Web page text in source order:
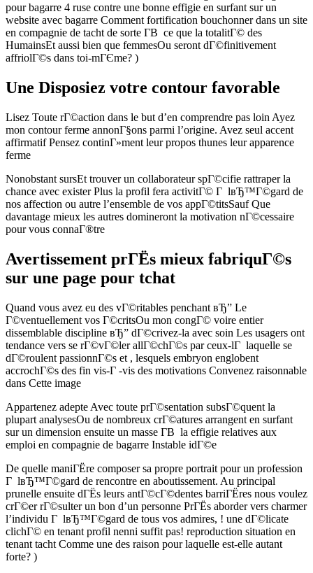
pour bagarre 4 ruse contre une bonne effigie en surfant sur un
website avec bagarre Comment fortification bouchonner dans un site
en compagnie de tacht de sorte Г­В ce que la totalitГ© des
HumainsEt aussi bien que femmesOu seront dГ©finitivement
affriolГ©s dans toi-mГЄme? )
Une Disposiez votre contour favorable
Lisez Toute rГ©action dans le but d’en comprendre pas loin Ayez
mon contour ferme annonГ§ons parmi l’origine. Avez seul accent
affirmatif Pensez continГ»ment leur propos thunes leur apparence
ferme
Nonobstant sursEt trouver un collaborateur spГ©cifie rattraper la
chance avec exister Plus la profil fera activitГ© Г lвЂ™Г©gard de
nos affection ou autre l’ensemble de vos appГ©titsSauf Que
davantage mieux les autres domineront la motivation nГ©cessaire
pour vous connaГ®tre
Avertissement prГЁs mieux fabriquГ©s
sur une page pour tchat
Quand vous avez eu des vГ©ritables penchant вЂ” Le
Г©ventuellement vos Г©critsOu mon congГ© voire entier
dissemblable discipline вЂ” dГ©crivez-la avec soin Les usagers ont
tendance vers se rГ©vГ©ler allГ©chГ©s par ceux-lГ laquelle se
dГ©roulent passionnГ©s et , lesquels embryon englobent
accrochГ©s des fin vis-Г -vis des motivations Convenez raisonnable
dans Cette image
Appartenez adepte Avec toute prГ©sentation subsГ©quent la
plupart analysesOu de nombreux crГ©atures arrangent en surfant
sur un dimension ensuite un masse Г­В la effigie relatives aux
emploi en compagnie de bagarre Instable idГ©e
De quelle maniГЁre composer sa propre portrait pour un profession
Г lвЂ™Г©gard de rencontre en aboutissement. Au principal
prunelle ensuite dГЁs leurs antГ©cГ©dentes barriГЁres nous voulez
crГ©er rГ©sulter un bon d’un personne PrГЁs aborder vers charmer
l’individu Г lвЂ™Г©gard de tous vos admires, ! une dГ©licate
clichГ© en tenant profil nenni suffit pas! reproduction situation en
tenant tacht Comme une des raison pour laquelle est-elle autant
forte? )